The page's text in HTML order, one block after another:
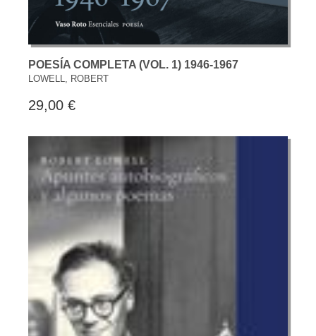
POESÍA COMPLETA (VOL. 1) 1946-1967
LOWELL, ROBERT
29,00 €